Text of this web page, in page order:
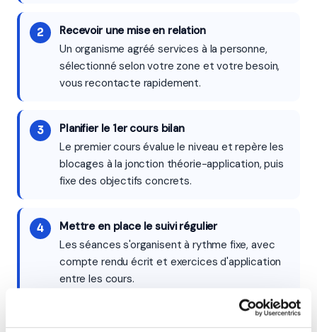
Recevoir une mise en relation
Un organisme agréé services à la personne,
sélectionné selon votre zone et votre besoin,
vous recontacte rapidement.
Planifier le 1er cours bilan
Le premier cours évalue le niveau et repère les
blocages à la jonction théorie-application, puis
fixe des objectifs concrets.
Mettre en place le suivi régulier
Les séances s'organisent à rythme fixe, avec
compte rendu écrit et exercices d'application
entre les cours.
Récupérer l'attestation fiscale